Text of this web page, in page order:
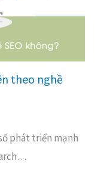
theo nghề
phát triển mạnh